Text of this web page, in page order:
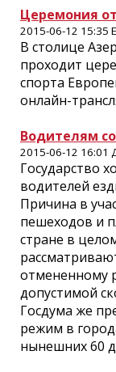
Церемония
2015-06-12 15:35
В столице
проходит
спорта
онлайн-
Водителям
2015-06-12 16:01
Государство
водителей
Причина в
пешеходов и
стране в
отмененному
допустимой
Госдума же
режим в
нынешних 60